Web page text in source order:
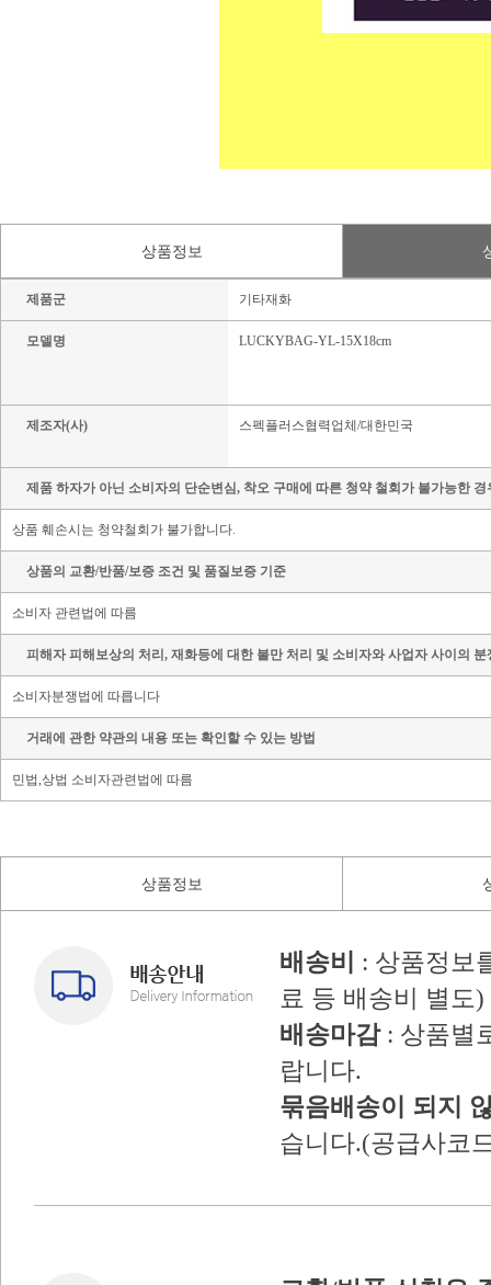
상품정보
제품군 기타재화
모델명 LUCKYBAG-YL-15X18cm
제조자(사) 스펙플러스협력업체/대한민국
제품 하자가 아닌 소비자의 단순변심, 착오 구매에 따른 청약 철회가 불가능한
상품 훼손시는 청약철회가 불가합니다.
상품의 교환/반품/보증 조건 및 품질보증 기준
소비자 관련법에 따름
피해자 피해보상의 처리, 재화등에 대한 불만 처리 및 소비자와 사업자 사이의
소비자분쟁법에 따릅니다
거래에 관한 약관의 내용 또는 확인할 수 있는 방법
민법,상법 소비자관련법에 따름
상품정보
배송비
: 상품정보
료 등 배송비 별도)
배송마감: 상품별
랍니다.
묶음배송이 되지
습니다.(공급사코